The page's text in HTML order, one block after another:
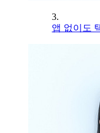
3.
앱 없이도